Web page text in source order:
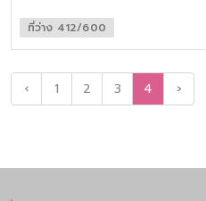
ปัญหาที่กำหนดให้ได้
ที่ว่าง 412/600
‹ 1 2 3 4 ›